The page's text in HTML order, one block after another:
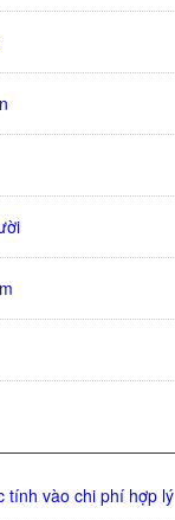
tính vào chi phí hợp lý